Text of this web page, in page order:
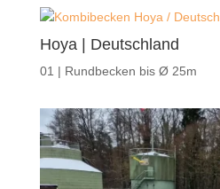
Hoya | Deutschland
01 | Rundbecken bis Ø 25m